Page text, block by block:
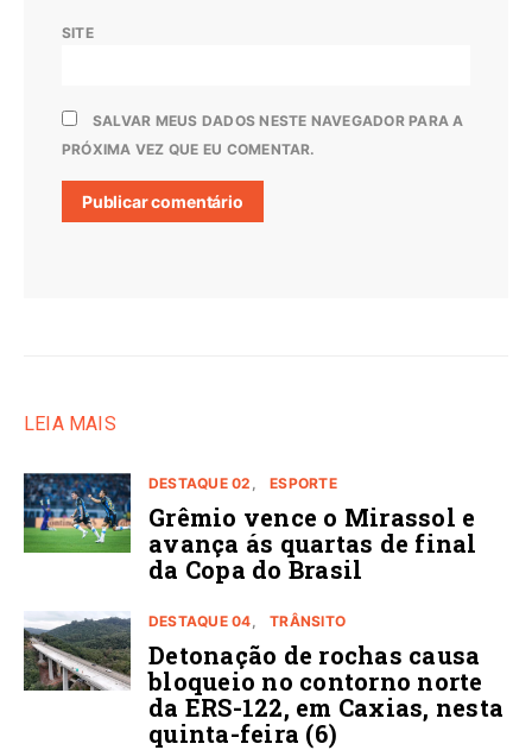
SITE
SALVAR MEUS DADOS NESTE NAVEGADOR PARA A
PRÓXIMA VEZ QUE EU COMENTAR.
LEIA MAIS
DESTAQUE 02 ESPORTE
Grêmio vence o Mirassol e
avança ás quartas de final
da Copa do Brasil
DESTAQUE 04 TRÂNSITO
Detonação de rochas causa
bloqueio no contorno norte
da ERS-122, em Caxias, nesta
quinta-feira (6)